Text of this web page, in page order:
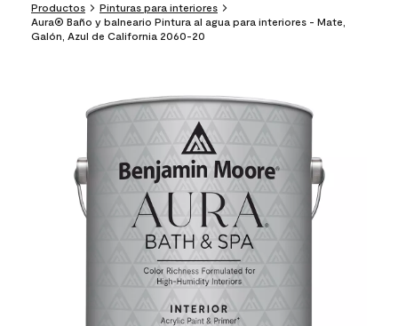
Productos
Pinturas para interiores
Aura® Baño y balneario Pintura al agua para interiores - Mate,
Galón, Azul de California 2060-20